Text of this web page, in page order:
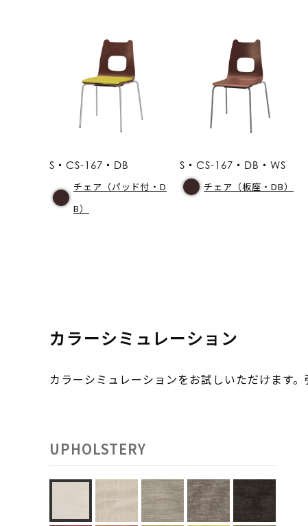
S・CS-167・DB
チェア（パッド付・D
B）
S・CS-167・DB・WS
チェア（板座・DB）
カラーシミュレーション
カラーシミュレーションをお試しいただけます。
UPHOLSTERY